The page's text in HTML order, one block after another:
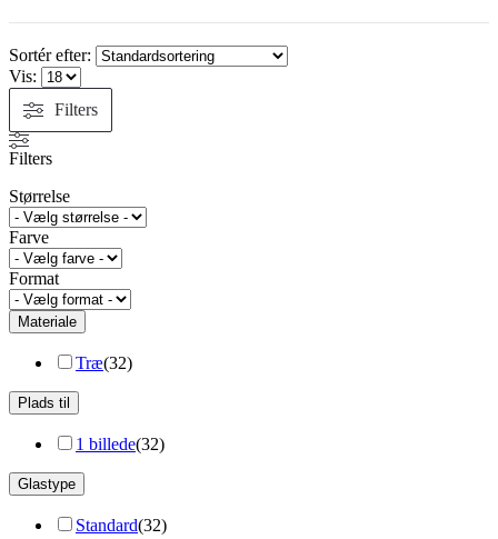
Sortér efter:
Vis:
Filters
Filters
Størrelse
Farve
Format
Materiale
Træ(32)
Plads til
1 billede(32)
Glastype
Standard(32)